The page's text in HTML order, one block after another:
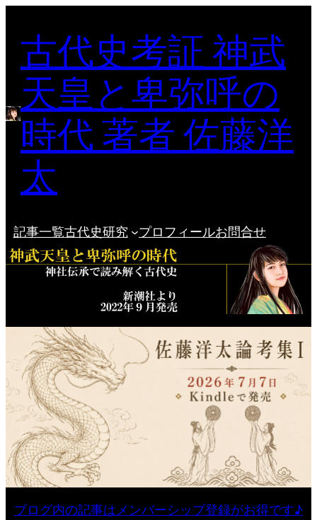
ッ
古代史考証 神武
天皇と卑弥呼の
時代 著者 佐藤洋
太
記事一覧古代史研究 プロフィールお問合せ
ブログ内の記事はメンバーシップ登録がお得です♪